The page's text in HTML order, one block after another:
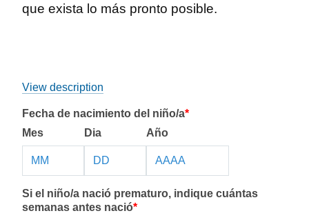
que exista lo más pronto posible.
View description
Fecha de nacimiento del niño/a*
Mes
Dia Año
Si el niño/a nació prematuro, indique cuántas
semanas antes nació*